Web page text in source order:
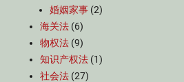
婚姻家事 (2)
海关法 (6)
物权法 (9)
知识产权法 (1)
社会法 (27)